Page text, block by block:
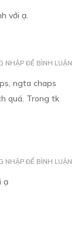
với ạ.
ngta chaps
quá. Trong tk
NHẬP ĐỂ BÌNH LUẬN
ạ
NHẬP ĐỂ BÌNH LUẬN